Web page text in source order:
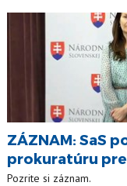
ZÁZNAM: SaS
prokuratúru
Pozrite si záznam.